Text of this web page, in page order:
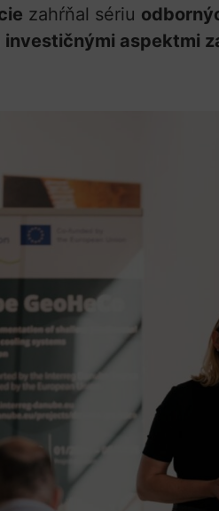
zahŕňal sériu
aspektmi